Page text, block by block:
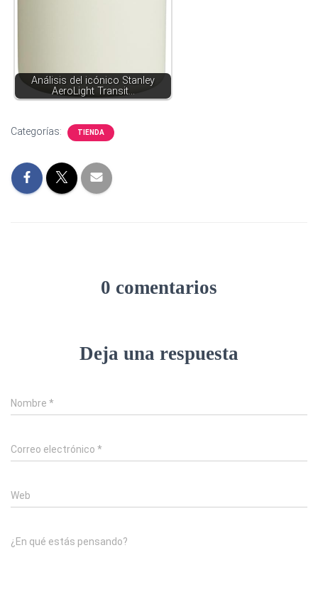
Análisis del icónico Stanley
AeroLight Transit…
Categorías: TIENDA
0 comentarios
Deja una respuesta
Nombre *
Correo electrónico *
Web
¿En qué estás pensando?